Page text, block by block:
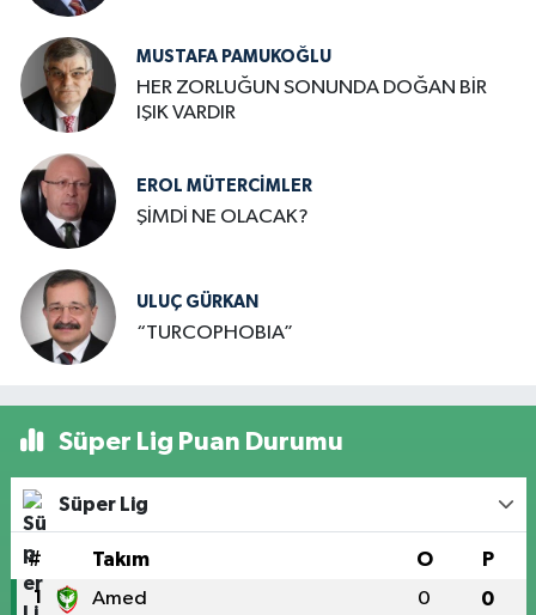
MUSTAFA PAMUKOĞLU
HER ZORLUĞUN SONUNDA DOĞAN BİR
IŞIK VARDIR
EROL MÜTERCIMLER
ŞİMDİ NE OLACAK?
ULUÇ GÜRKAN
“TURCOPHOBIA”
Süper Lig Puan Durumu
Süper Lig
# Takım O P
1 Amed 0 0